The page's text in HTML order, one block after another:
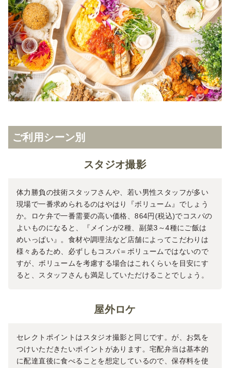
ご利用シーン別
スタジオ撮影
体力勝負の技術スタッフさんや、若い男性スタッフが多い
現場で一番求められるのはやはり『ボリューム』でしょう
か。ロケ弁で一番需要の高い価格、864円(税込)でコスパの
よいものになると、『メインが2種、副菜3～4種にご飯は
めいっぱい』。食材や調理法など店舗によってこだわりは
様々あるため、必ずしもコスパ＝ボリュームではないので
すが、ボリュームを考慮する場合はこれくらいを目安にす
ると、スタッフさんも満足していただけることでしょう。
屋外ロケ
セレクトポイントはスタジオ撮影と同じです。が、お気を
つけいただきたいポイントがあります。宅配弁当は基本的
に配達直後に食べることを想定しているので、保存料を使